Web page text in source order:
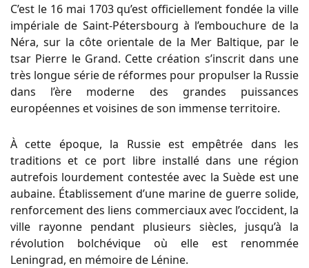
C’est le 16 mai 1703 qu’est officiellement fondée la ville
impériale de Saint-Pétersbourg à l’embouchure de la
Néra, sur la côte orientale de la Mer Baltique, par le
tsar Pierre le Grand. Cette création s’inscrit dans une
très longue série de réformes pour propulser la Russie
dans l’ère moderne des grandes puissances
européennes et voisines de son immense territoire.
À cette époque, la Russie est empêtrée dans les
traditions et ce port libre installé dans une région
autrefois lourdement contestée avec la Suède est une
aubaine. Établissement d’une marine de guerre solide,
renforcement des liens commerciaux avec l’occident, la
ville rayonne pendant plusieurs siècles, jusqu’à la
révolution bolchévique où elle est renommée
Leningrad, en mémoire de Lénine.